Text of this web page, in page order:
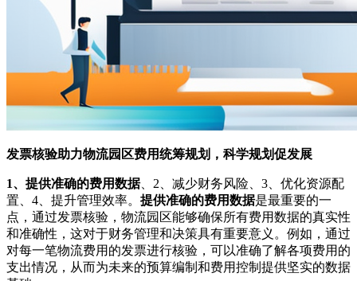
发票核验助力物流园区费用统筹规划，科学规划促发展
1、提供准确的费用数据、2、减少财务风险、3、优化资源配
置、4、提升管理效率。 提供准确的费用数据是最重要的一
点，通过发票核验，物流园区能够确保所有费用数据的真实性
和准确性，这对于财务管理和决策具有重要意义。例如，通过
对每一笔物流费用的发票进行核验，可以准确了解各项费用的
支出情况，从而为未来的预算编制和费用控制提供坚实的数据